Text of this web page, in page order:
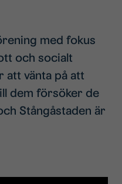
med fokus
och socialt
att vänta på att
dem försöker de
Stångåstaden är